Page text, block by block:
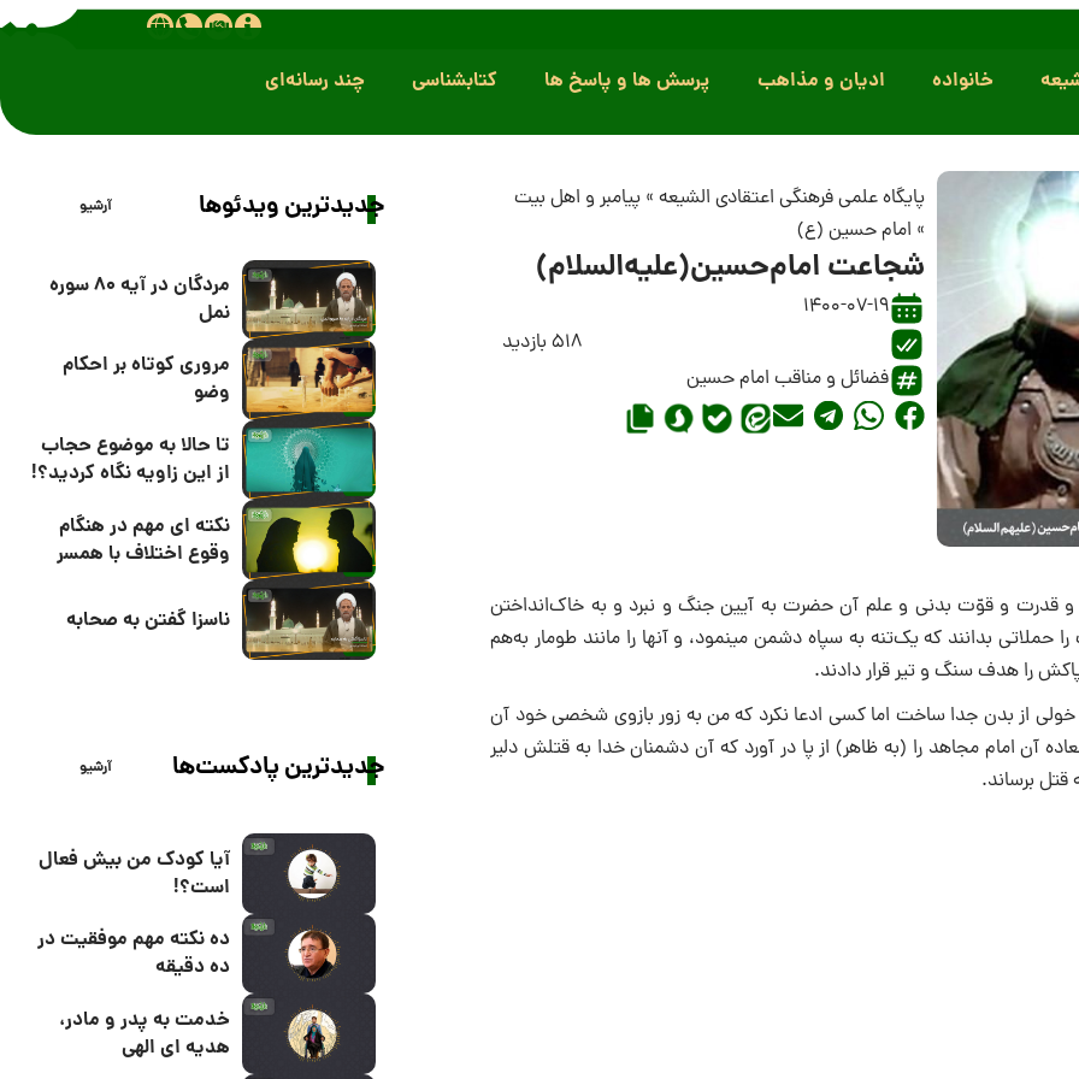
خانواده ادیان و مذاهب پرسش ها و پاسخ ها کتابشناسی چند رسانه‌ای
پایگاه علمی فرهنگی اعتقادی الشیعه »پیامبر و اهل بیت
» امام حسین (ع)
شجاعت امام‌حسین‌(علیه‌السلام)
1400-07-19
518 بازدید
فضائل و مناقب امام حسین
قدرت و قوّت بدنی و علم آن حضرت به آیین جنگ و نبرد و به خاک‌انداختن
دلیران و دلاوران بوده است، و بزرگ‌ترین نمایش‌های شجاعت آن حضرت را حملاتی بدانند که یک‌تنه به سپاه دشمن می‎نمود، و آنها را مانند طومار به‌هم
خولی از بدن جدا ساخت اما کسی ادعا نکرد که من به زور بازوی شخصی خود آن
آن امام مجاهد را (به ‌ظاهر) از پا در آورد که آن دشمنان خدا به قتلش دلیر
قتل برساند.
جدیدترین ویدئوها آرشیو
مردگان در آیه 80 سوره
نمل
مروری کوتاه بر احکام
وضو
تا حالا به موضوع حجاب
از این زاویه نگاه کردید؟!
نکته ای مهم در هنگام
وقوع اختلاف با همسر
ناسزا گفتن به صحابه
جدیدترین پادکست‌ها آرشیو
آیا کودک من بیش فعال
است؟!
ده نکته مهم موفقیت در
ده دقیقه
خدمت به پدر و مادر،
هدیه ای الهی